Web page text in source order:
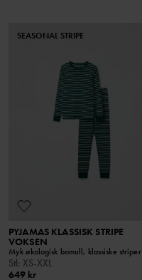
SEASONAL STRIPE
PYJAMAS KLASSISK STRIPE
VOKSEN
Myk økologisk bomull, klassiske striper
Stl: XS-XXL
649 kr